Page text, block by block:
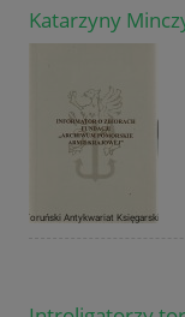
Katarzyny